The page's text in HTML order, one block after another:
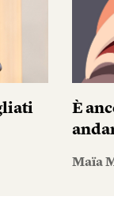
È
Maïa